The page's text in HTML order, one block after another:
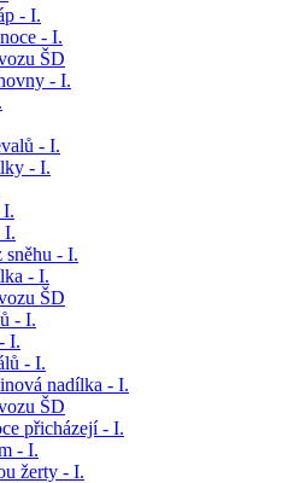
- I.
- I.
ŠD
- I.
- I.
- I.
I.
I.
sněhu - I.
- I.
ŠD
- I.
I.
- I.
nadílka - I.
ŠD
přicházejí - I.
- I.
žerty - I.